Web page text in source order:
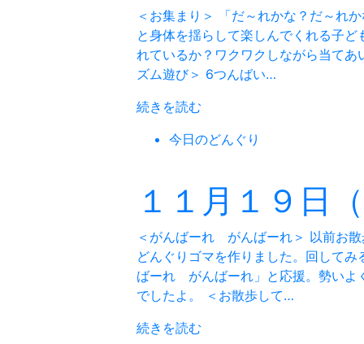
＜お集まり＞ 「だ～れかな？だ～れ
と身体を揺らして楽しんでくれる子
れているか？ワクワクしながら当て
ズム遊び＞ 6つんばい…
続きを読む
今日のどんぐり
１１月１９日
＜がんばーれ がんばーれ＞ 以前お
どんぐりゴマを作りました。回して
ばーれ がんばーれ」と応援。勢いよ
でしたよ。 ＜お散歩して…
続きを読む